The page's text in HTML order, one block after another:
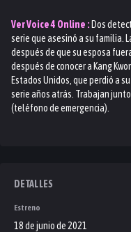
VerVoice 4 Online : Dos
serie que asesinó a su familia.
después de que su esposa
después de conocer a Kang
Estados Unidos, que perdió a
serie años atrás. Trabajan
(teléfono de emergencia).
DETALLES
Estreno
18 de junio de 2021